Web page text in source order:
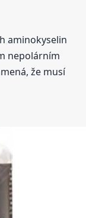
aminokyselin
nepolárním
že musí